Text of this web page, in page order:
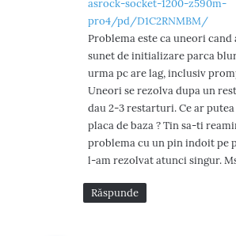
asrock-socket-1200-z590m-
pro4/pd/D1C2RNMBM/
Problema este ca uneori cand
sunet de initializare parca
urma pc are lag, inclusiv
Uneori se rezolva dupa un
dau 2-3 restarturi. Ce ar putea
placa de baza ? Tin sa-ti
problema cu un pin indoit pe
l-am rezolvat atunci singur.
Răspunde